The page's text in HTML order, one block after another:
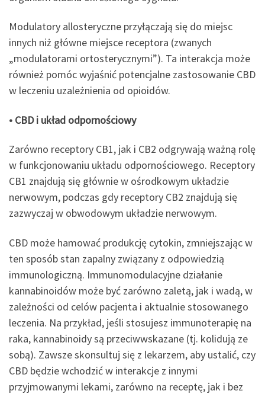
Modulatory allosteryczne przyłączają się do miejsc
innych niż główne miejsce receptora (zwanych
„modulatorami ortosterycznymi”). Ta interakcja może
również pomóc wyjaśnić potencjalne zastosowanie CBD
w leczeniu uzależnienia od opioidów.
• CBD i układ odpornościowy
Zarówno receptory CB1, jak i CB2 odgrywają ważną rolę
w funkcjonowaniu układu odpornościowego. Receptory
CB1 znajdują się głównie w ośrodkowym układzie
nerwowym, podczas gdy receptory CB2 znajdują się
zazwyczaj w obwodowym układzie nerwowym.
CBD może hamować produkcję cytokin, zmniejszając w
ten sposób stan zapalny związany z odpowiedzią
immunologiczną. Immunomodulacyjne działanie
kannabinoidów może być zarówno zaletą, jak i wadą, w
zależności od celów pacjenta i aktualnie stosowanego
leczenia. Na przykład, jeśli stosujesz immunoterapię na
raka, kannabinoidy są przeciwwskazane (tj. kolidują ze
sobą). Zawsze skonsultuj się z lekarzem, aby ustalić, czy
CBD będzie wchodzić w interakcje z innymi
przyjmowanymi lekami, zarówno na receptę, jak i bez